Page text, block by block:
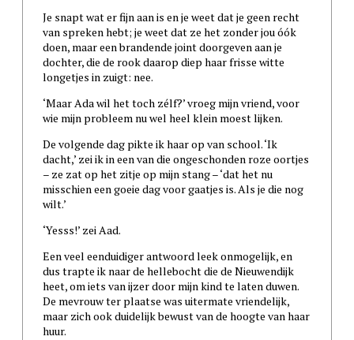
Je snapt wat er fijn aan is en je weet dat je geen recht
van spreken hebt; je weet dat ze het zonder jou óók
doen, maar een brandende joint doorgeven aan je
dochter, die de rook daarop diep haar frisse witte
longetjes in zuigt: nee.
‘Maar Ada wil het toch zélf?’ vroeg mijn vriend, voor
wie mijn probleem nu wel heel klein moest lijken.
De volgende dag pikte ik haar op van school. ‘Ik
dacht,’ zei ik in een van die ongeschonden roze oortjes
– ze zat op het zitje op mijn stang – ‘dat het nu
misschien een goeie dag voor gaatjes is. Als je die nog
wilt.’
‘Yesss!’ zei Aad.
Een veel eenduidiger antwoord leek onmogelijk, en
dus trapte ik naar de hellebocht die de Nieuwendijk
heet, om iets van ijzer door mijn kind te laten duwen.
De mevrouw ter plaatse was uitermate vriendelijk,
maar zich ook duidelijk bewust van de hoogte van haar
huur.